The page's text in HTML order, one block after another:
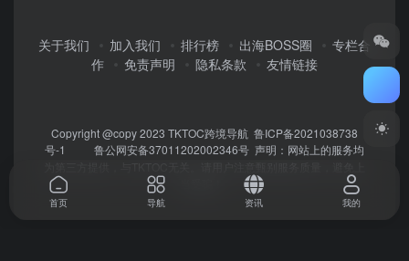
关于我们 加入我们 排行榜 出海BOSS圈
专栏合
作
免责声明 隐私条款 友情链接
Copyright @copy 2023 TKTOC跨境导航 鲁ICP备2021038738
号-1
鲁公网安备37011202002346号 声明：网站上的服务均
首页 导航 资讯 我的